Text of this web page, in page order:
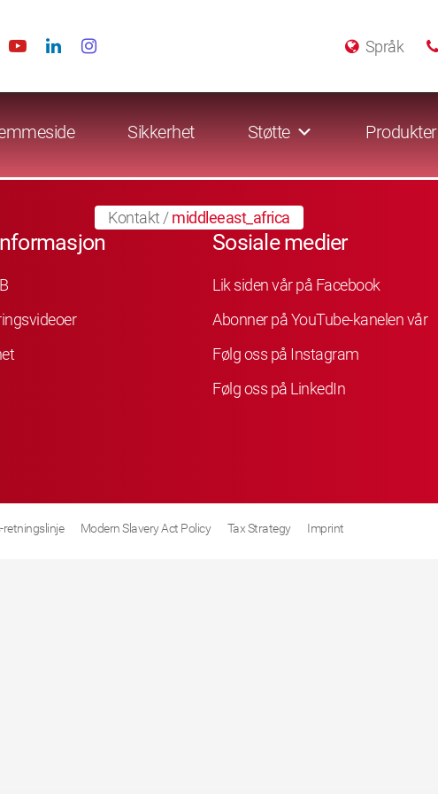
Språk
Sikkerhet Støtte Produkter
Kontakt /middleeast_africa
Sosiale medier
Lik siden vår på Facebook
Abonner på YouTube-kanelen vår
Følg oss på Instagram
Følg oss på LinkedIn
retningslinje Modern Slavery Act Policy Tax Strategy
Imprint